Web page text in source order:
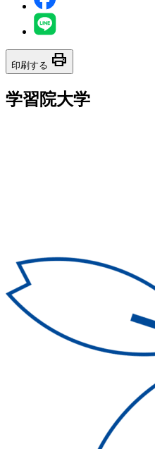
印刷する print
学習院大学